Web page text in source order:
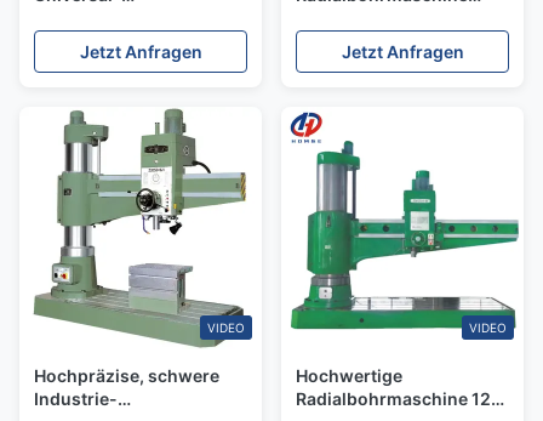
Jetzt Anfragen
Jetzt Anfragen
VIDEO
Hochpräzise, schwere
Industrie-
VIDEO
Hochwertige
Radialbohrmaschine 125